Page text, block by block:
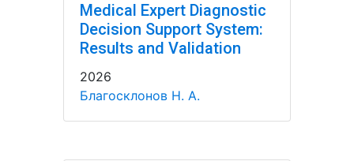
Medical Expert Diagnostic
Decision Support System:
Results and Validation
2026
Благосклонов Н. А.